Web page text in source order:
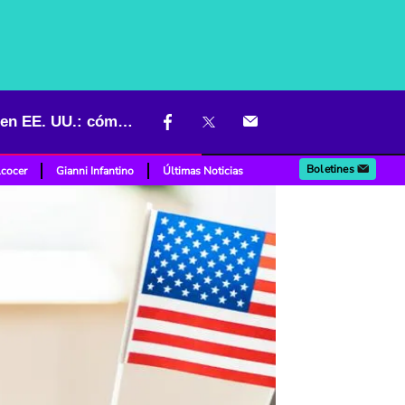
Las tres visas especiales que podrían darle residencia permanente en EE. UU.: cómo pedirlas
Gianni Infantino Últimas Noticias Boletines